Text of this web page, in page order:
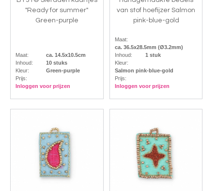
"Ready for summer"
Green-purple
Maat:
ca. 14.5x10.5cm
Inhoud:
10 stuks
Kleur:
Green-purple
Prijs:
Inloggen voor prijzen
van stof hoefijzer Salmon
pink-blue-gold
Maat:
ca. 36.5x28.5mm (Ø3.2mm)
Inhoud:
1 stuk
Kleur:
Salmon pink-blue-gold
Prijs:
Inloggen voor prijzen